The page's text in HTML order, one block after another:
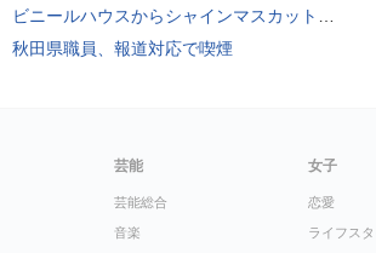
ビニールハウスからシャインマスカット約200房を盗んだ疑い ネットで販売か 無職の男（42）逮捕 岡山県警
秋田県職員、報道対応で喫煙
芸能
芸能総合
音楽
女子
恋愛
ライフス